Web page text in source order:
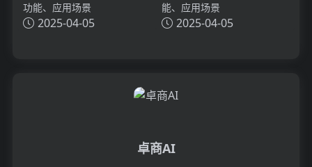
功能、应用场景
2025-04-05
能、应用场景
2025-04-05
卓商AI